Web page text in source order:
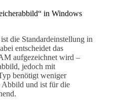
in Windows
die Standardeinstellung in
entscheidet das
aufgezeichnet wird –
jedoch mit
benötigt weniger
Abbild und ist für die